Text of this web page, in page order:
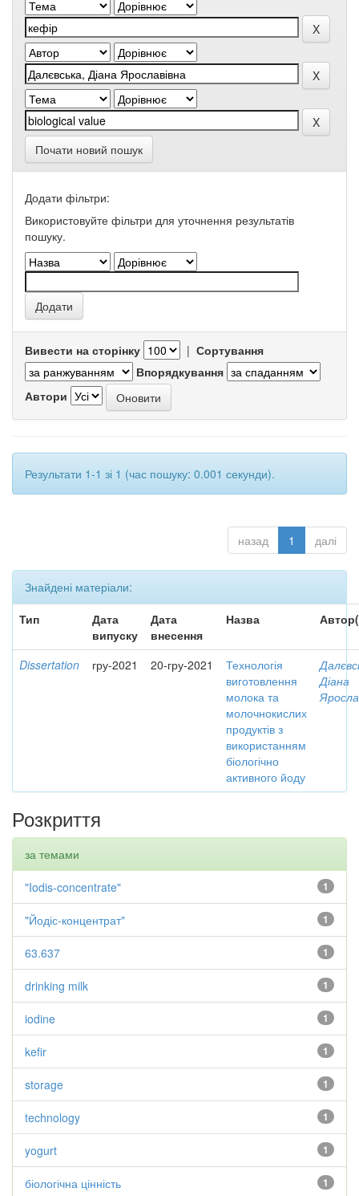
Почати новий пошук
Додати фільтри:
Використовуйте фільтри для уточнення результатів
пошуку.
Вивести на сторінку | Сортування
Впорядкування
Автори
Результати 1-1 зі 1 (час пошуку: 0.001 секунди).
назад 1 далі
Знайдені матеріали:
Тип
Дата
випуску
Дата
внесення
Назва
Dissertation гру-2021 20-гру-2021
Технологія
виготовлення
молока та
молочнокислих
продуктів з
використанням
біологічно
активного йоду
Діана
Розкриття
за темами
1
"Iodis-concentrate"
1
"Йодіс-концентрат"
1
63.637
1
drinking milk
1
iodine
1
kefir
1
storage
1
technology
1
yogurt
1
біологічна цінність